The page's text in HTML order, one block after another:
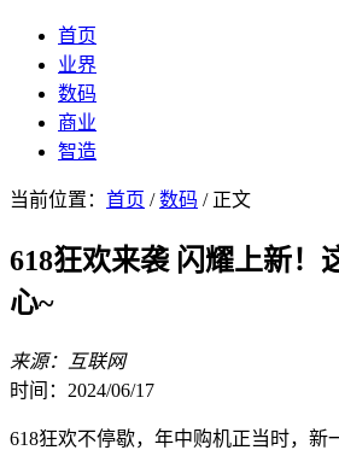
首页
业界
数码
商业
智造
当前位置： 首页 /数码 / 正文
618狂欢来袭 闪耀上新！
心~
来源：互联网
时间：2024/06/17
618狂欢不停歇，年中购机正当时，新